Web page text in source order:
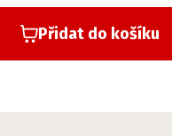
Přidat do košíku